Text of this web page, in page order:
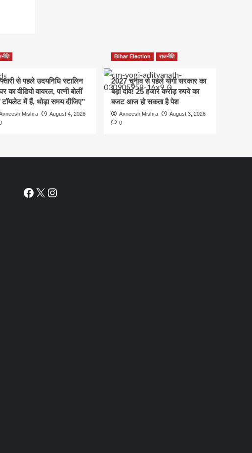
से पहले उदयनिधि स्टालिन
का वीडियो वायरल, पत्नी बोलीं
टॉयलेट में हैं, थोड़ा समय दीजिए”
Mishra
August 4, 2026
Bihar Election राजनीति
2027 चुनाव से पहले योगी सरकार का
बड़ा दांव! 25 हजार करोड़ रुपये का
बजट आज हो सकता है पेश
Avneesh Mishra
August 3, 2026
0
Facebook
X Instagram